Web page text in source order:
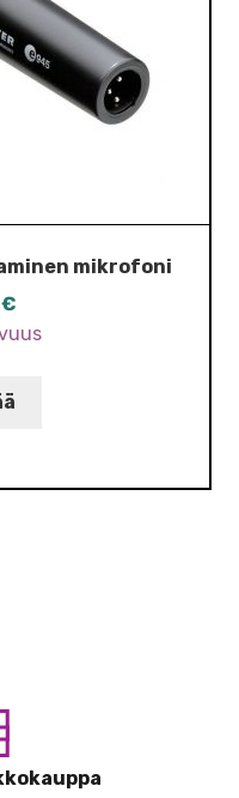
mikrofoni
€